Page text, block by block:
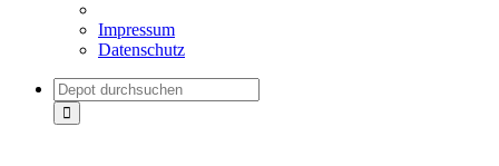
Impressum
Datenschutz